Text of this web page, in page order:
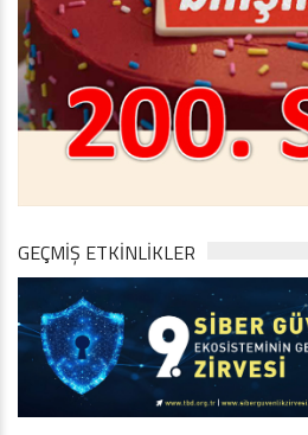
GEÇMİŞ ETKİNLİKLER